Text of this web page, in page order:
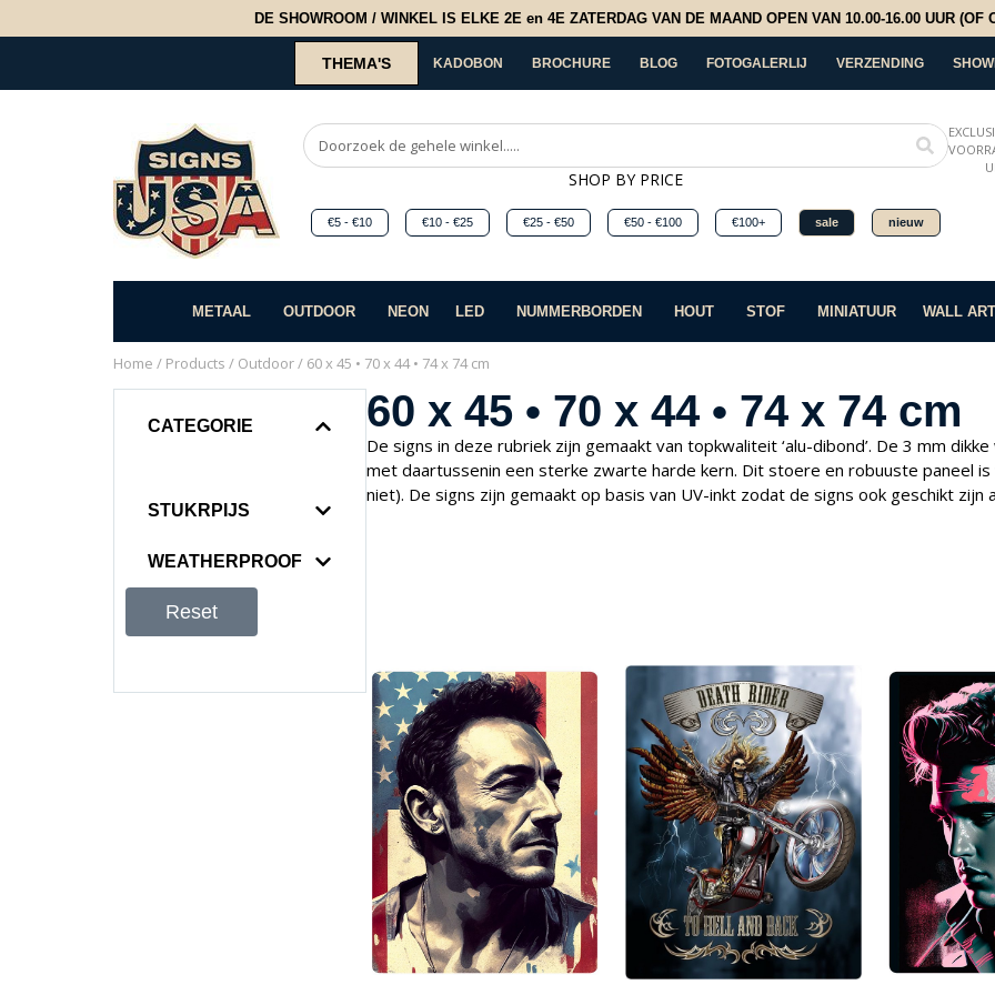
DE SHOWROOM / WINKEL IS ELKE 2E en 4E ZATERDAG VAN DE MAAND OPEN VAN 10.00-16.00 UUR (OF
THEMA'S KADOBON BROCHURE BLOG FOTOGALERLIJ VERZENDING
SHOP BY PRICE
€5 - €10 €10 - €25 €25 - €50 €50 - €100 €100+ sale nieuw
METAAL OUTDOOR NEON LED NUMMERBORDEN HOUT STOF MINIATUUR WALL ART
Home / Products / Outdoor/ 60 x 45 • 70 x 44 • 74 x 74 cm
CATEGORIE
STUKRPIJS
WEATHERPROOF
Reset
60 x 45 • 70 x 44 • 74 x 74 cm
De signs in deze rubriek zijn gemaakt van topkwaliteit ‘alu-dibond’. De 3 mm
met daartussenin een sterke zwarte harde kern. Dit stoere en robuuste paneel
niet). De signs zijn gemaakt op basis van UV-inkt zodat de signs ook geschikt zijn